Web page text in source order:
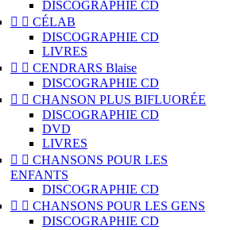
DISCOGRAPHIE CD
  CÉLAB
DISCOGRAPHIE CD
LIVRES
  CENDRARS Blaise
DISCOGRAPHIE CD
  CHANSON PLUS BIFLUORÉE
DISCOGRAPHIE CD
DVD
LIVRES
  CHANSONS POUR LES
ENFANTS
DISCOGRAPHIE CD
  CHANSONS POUR LES GENS
DISCOGRAPHIE CD